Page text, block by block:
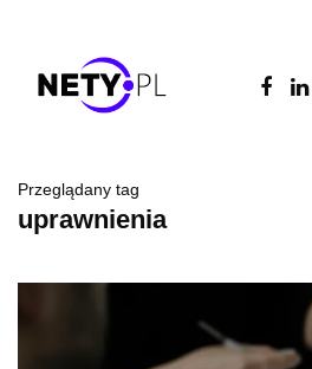
Przeglądany tag
uprawnienia